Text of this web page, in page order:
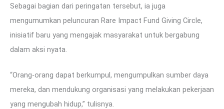
Sebagai bagian dari peringatan tersebut, ia juga
mengumumkan peluncuran Rare Impact Fund Giving Circle,
inisiatif baru yang mengajak masyarakat untuk bergabung
dalam aksi nyata.
“Orang-orang dapat berkumpul, mengumpulkan sumber daya
mereka, dan mendukung organisasi yang melakukan pekerjaan
yang mengubah hidup,” tulisnya.